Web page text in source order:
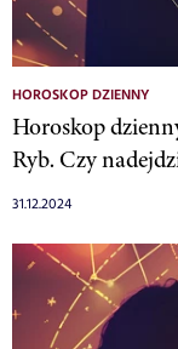
HOROSKOP DZIENNY
Horoskop
Ryb. Czy
31.12.2024